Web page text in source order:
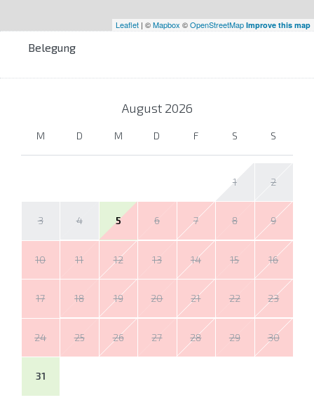
Leaflet | ©Mapbox ©OpenStreetMap Improve this map
Belegung
August 2026
M D M D F S S
1 2
3 4 5 6 7 8 9
10 11 12 13 14 15 16
17 18 19 20 21 22 23
24 25 26 27 28 29 30
31